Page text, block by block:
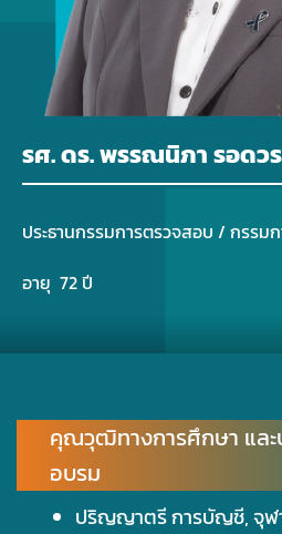
รศ. ดร. พรรณนิภา รอดว
ประธานกรรมการตรวจสอบ / กรรมก
อายุ 72 ปี
คุณวุฒิทางการศึกษา และ
อบรม
ปริญญาตรี การบัญชี, จุ